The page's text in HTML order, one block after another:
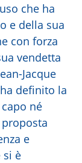
che ha
e della sua
con forza
vendetta
Jacque
definito la
né
e
si è